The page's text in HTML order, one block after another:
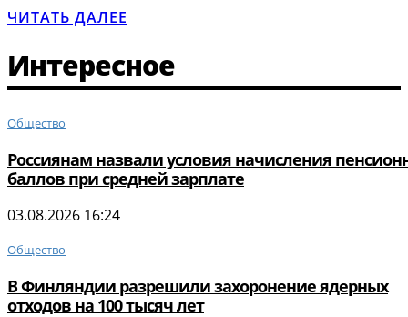
ЧИТАТЬ ДАЛЕЕ
Интересное
Общество
Россиянам назвали условия начисления
баллов при средней зарплате
03.08.2026 16:24
Общество
В Финляндии разрешили захоронение ядерных
отходов на 100 тысяч лет